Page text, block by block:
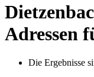
Adressen
Die Ergebnisse